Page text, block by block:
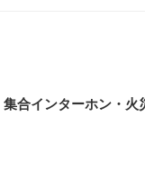
集合インターホン・火